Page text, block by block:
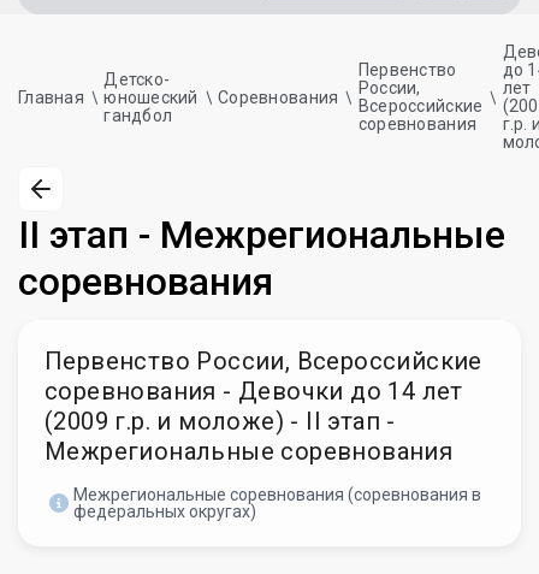
Главная
Детско-
юношеский
гандбол
Соревнования
Первенство
России,
Всероссийские
соревнования
до
лет
г.р.
II этап - Межрегиональные
соревнования
Первенство России, Всероссийские
соревнования - Девочки до 14 лет
(2009 г.р. и моложе) - II этап -
Межрегиональные соревнования
Межрегиональные соревнования (соревнования в
федеральных округах)